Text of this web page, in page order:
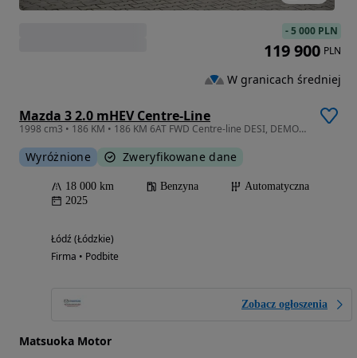
Mazda 3 2.0 mHEV Centre-Line
1998 cm3 • 186 KM • 186 KM 6AT FWD Centre-line DESI, DEMO, Salon Polska, FV 23%
Wyróżnione Zweryfikowane dane
18 000 km Benzyna
Automatyczna
2025
Łódź (Łódzkie)
Firma • Podbite
Zobacz ogłoszenia
Matsuoka Motor
-5 000 PLN
119 900 PLN
W granicach średniej